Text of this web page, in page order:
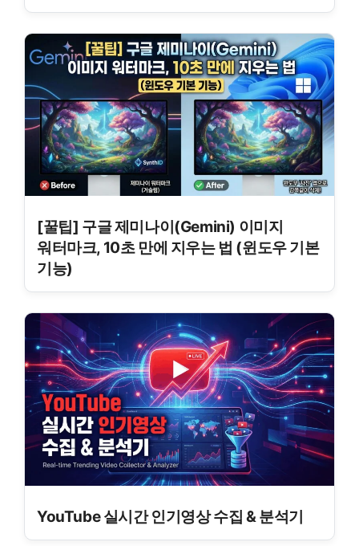
[꿀팁] 구글 제미나이(Gemini) 이미지
워터마크, 10초 만에 지우는 법 (윈도우 기본
기능)
YouTube 실시간 인기영상 수집 & 분석기